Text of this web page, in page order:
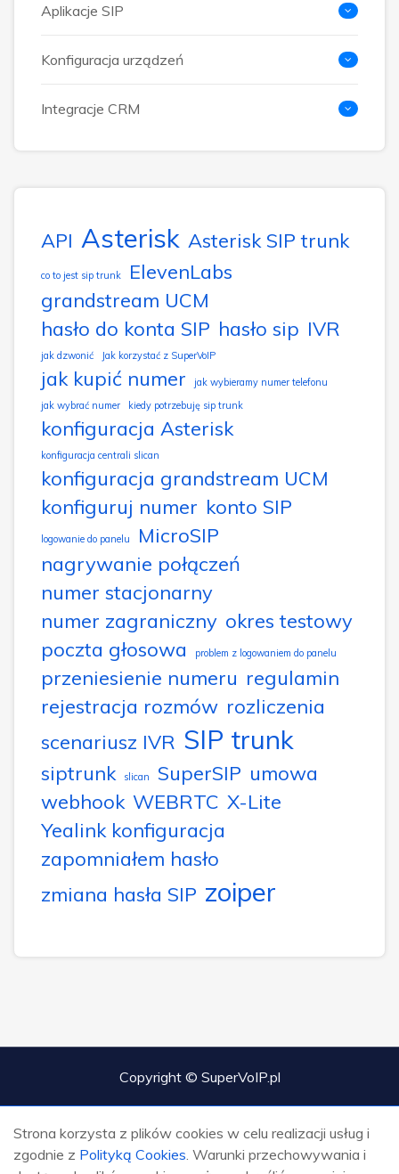
Aplikacje SIP
Konfiguracja urządzeń
Integracje CRM
API Asterisk Asterisk SIP trunk
co to jest sip trunk
ElevenLabs
grandstream UCM
hasło do konta SIP hasło sip IVR
jak dzwonić Jak korzystać z SuperVoIP
jak kupić numer
jak wybieramy numer telefonu
jak wybrać numer
kiedy potrzebuję sip trunk
konfiguracja Asterisk
konfiguracja centrali slican
konfiguracja grandstream UCM
konfiguruj numer konto SIP
logowanie do panelu
MicroSIP
nagrywanie połączeń
numer stacjonarny
numer zagraniczny okres testowy
poczta głosowa
problem z logowaniem do panelu
przeniesienie numeru regulamin
rejestracja rozmów rozliczenia
scenariusz IVR SIP trunk
siptrunk slican SuperSIP umowa
webhook WEBRTC X-Lite
Yealink konfiguracja
zapomniałem hasło
zmiana hasła SIP zoiper
Copyright © SuperVoIP.pl
Strona korzysta z plików cookies w celu realizacji usług i
zgodnie z Polityką Cookies . Warunki przechowywania i